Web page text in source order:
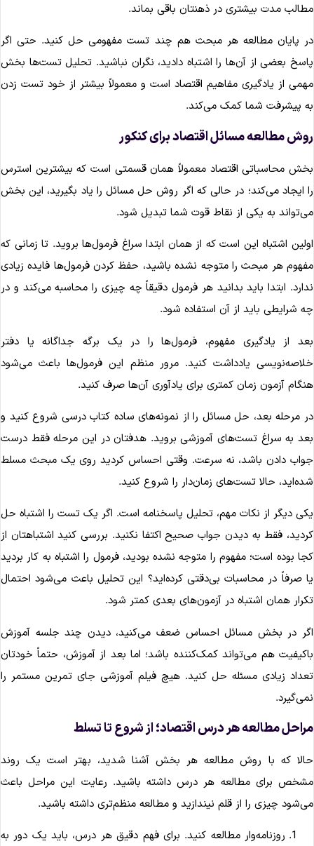
مدت بیشتری در ذهنتان باقی بماند.
پایان مطالعه هر مبحث هم چند تست مفهومی حل کنید. حتی اگر
بعضی از آن‌ها را اشتباه دادید، نگران نباشید. تحلیل تست‌ها بخش
از یادگیری مفاهیم اقتصاد است و معمولاً بیشتر از خود تست زدن
پیشرفت شما کمک می‌کند.
مطالعه مسائل اقتصاد برای کنکور
محاسباتی اقتصاد معمولاً همان قسمتی است که بیشترین استرس
ایجاد می‌کند؛ در حالی که اگر روش حل مسائل را یاد بگیرید، این بخش
به یکی از نقاط قوت شما تبدیل شود.
اشتباه این است که از همان ابتدا سراغ فرمول‌ها بروید. تا زمانی که
هر مبحث را متوجه نشده باشید، حفظ کردن فرمول‌ها فایده زیادی
ابتدا باید بدانید هر فرمول دقیقاً چه چیزی را محاسبه می‌کند و در
شرایطی باید از آن استفاده شود.
از یادگیری مفهوم، فرمول‌ها را در یک برگه جداگانه یا دفتر
یادداشت کنید. مرور منظم این فرمول‌ها باعث می‌شود
آزمون زمان کمتری برای یادآوری آن‌ها صرف کنید.
مرحله بعد، حل مسائل را از نمونه‌های ساده کتاب درسی شروع کنید و
به سراغ تست‌های آموزشی بروید. هدفتان در این مرحله فقط درست
دادن باشد، نه سرعت. وقتی احساس کردید روی یک مبحث مسلط
حالا تست‌های زمان‌دار را شروع کنید.
دیگر از نکات مهم، تحلیل پاسخنامه است. اگر یک تست را اشتباه حل
فقط به دیدن جواب صحیح اکتفا نکنید. بررسی کنید اشتباهتان از
بوده است؛ مفهوم را متوجه نشده بودید، فرمول را اشتباه به کار بردید
صرفاً در محاسبات بی‌دقتی کرده‌اید؟ این تحلیل باعث می‌شود احتمال
همان اشتباه در آزمون‌های بعدی کمتر شود.
در بخش مسائل احساس ضعف می‌کنید، دیدن چند جلسه آموزش
هم می‌تواند کمک‌کننده باشد؛ اما بعد از آموزش، حتماً خودتان
زیادی مسئله حل کنید. هیچ فیلم آموزشی جای تمرین مستمر را
مطالعه هر درس اقتصاد؛ از شروع تا تسلط
که با روش مطالعه هر بخش آشنا شدید، بهتر است یک روند
برای مطالعه هر درس داشته باشید. رعایت این مراحل باعث
چیزی را از قلم نیندازید و مطالعه منظم‌تری داشته باشید.
روزنامه‌وار مطالعه کنید. برای فهم دقیق هر درس، باید یک دور به